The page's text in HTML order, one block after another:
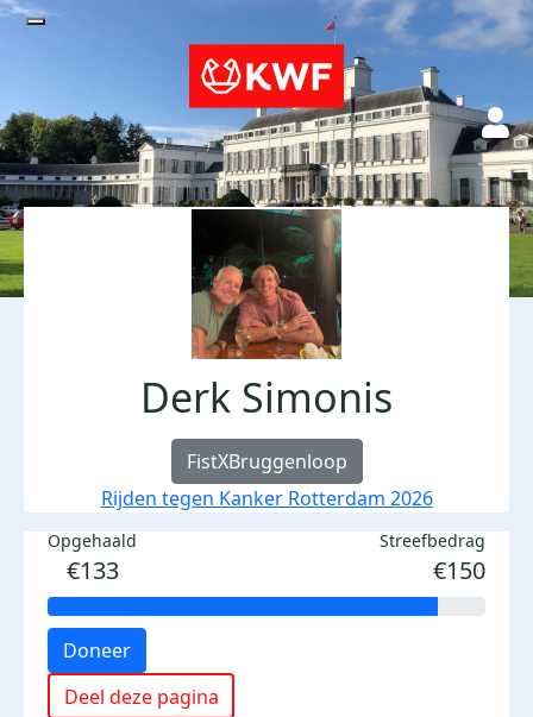
Derk Simonis
FistXBruggenloop
Rijden tegen Kanker Rotterdam 2026
Opgehaald
€133
Streefbedrag
€150
Doneer
Deel deze pagina